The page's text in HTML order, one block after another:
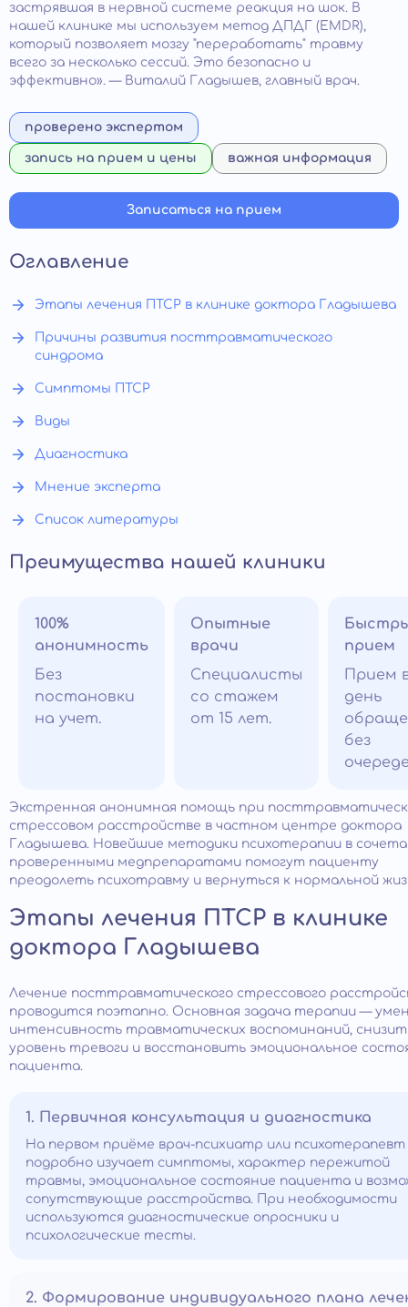
застрявшая в нервной системе реакция на шок. В
нашей клинике мы используем метод ДПДГ (EMDR),
который позволяет мозгу "переработать" травму
всего за несколько сессий. Это безопасно и
эффективно». — Виталий Гладышев, главный врач.
проверено экспертом
запись на прием и цены важная информация
Записаться на прием
Оглавление
Этапы лечения ПТСР в клинике доктора Гладышева
Причины развития посттравматического
синдрома
Симптомы ПТСР
Виды
Диагностика
Мнение эксперта
Список литературы
Преимущества нашей клиники
100%
анонимность
Без
постановки
на учет.
Опытные
врачи
Специалисты
со стажем
от 15 лет.
прием
Прием
день
без
Экстренная анонимная помощь при
стрессовом расстройстве в частном центре доктора
Гладышева. Новейшие методики психотерапии в
проверенными медпрепаратами помогут пациенту
преодолеть психотравму и вернуться к нормальной
Этапы лечения ПТСР в клинике
доктора Гладышева
Лечение посттравматического стрессового
проводится поэтапно. Основная задача терапии —
интенсивность травматических воспоминаний,
уровень тревоги и восстановить эмоциональное
пациента.
1. Первичная консультация и диагностика
На первом приёме врач-психиатр или психотерапевт
подробно изучает симптомы, характер пережитой
травмы, эмоциональное состояние пациента и
сопутствующие расстройства. При необходимости
используются диагностические опросники и
психологические тесты.
2. Формирование индивидуального плана